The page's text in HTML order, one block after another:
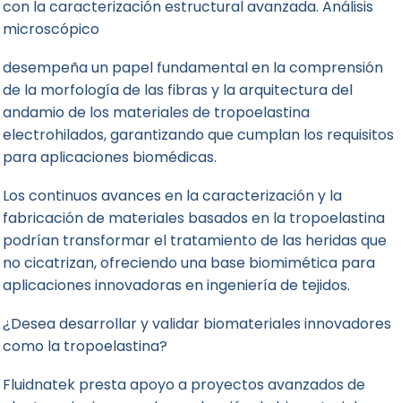
con la caracterización estructural avanzada. Análisis
microscópico
desempeña un papel fundamental en la comprensión
de la morfología de las fibras y la arquitectura del
andamio de los materiales de tropoelastina
electrohilados, garantizando que cumplan los requisitos
para aplicaciones biomédicas.
Los continuos avances en la caracterización y la
fabricación de materiales basados en la tropoelastina
podrían transformar el tratamiento de las heridas que
no cicatrizan, ofreciendo una base biomimética para
aplicaciones innovadoras en ingeniería de tejidos.
¿Desea desarrollar y validar biomateriales innovadores
como la tropoelastina?
Fluidnatek presta apoyo a proyectos avanzados de